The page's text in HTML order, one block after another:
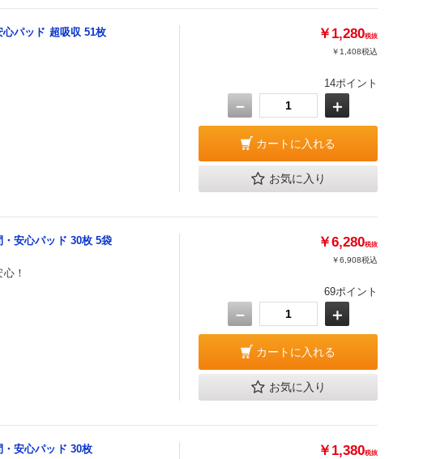
パッド 超吸収 51枚 ￥1,280税抜
￥1,408税込
14ポイント
－ ＋
カートに入れる
お気に入り
安心パッド 30枚 5袋
！
￥6,280税抜
￥6,908税込
69ポイント
－ ＋
カートに入れる
お気に入り
安心パッド 30枚 ￥1,380税抜